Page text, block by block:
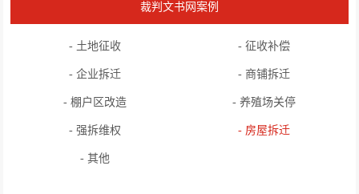
裁判文书网案例
- 土地征收 - 征收补偿
- 企业拆迁 - 商铺拆迁
- 棚户区改造 - 养殖场关停
- 强拆维权 - 房屋拆迁
- 其他